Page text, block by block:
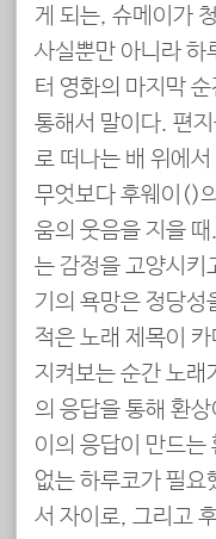
게 되는, 슈메이가
사실뿐만 아니라 하
터 영화의 마지막
통해서 말이다. 편지
로 떠나는 배 위에
무엇보다 후웨이(虎
움의 웃음을 지을
는 감정을 고양시키
기의 욕망은 정당성
적은 노래 제목이
지켜보는 순간 노래
의 응답을 통해 환
이의 응답이 만드는
없는 하루코가 필요
서 자이로, 그리고